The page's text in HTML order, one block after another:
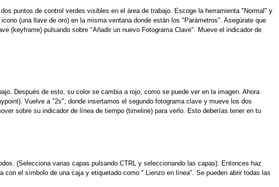
puntos de control verdes visibles en el área de trabajo. Escoge la herramienta "Normal" y
(una llave de oro) en la misma ventana donde están los "Parámetros". Asegúrate que
(keyframe) pulsando sobre "Añadir un nuevo Fotograma Clave". Mueve el indicador de
Después de esto, su color se cambia a rojo, como se puede ver en la imagen. Ahora
Vuelve a "2s", donde insertamos el segundo fotograma clave y mueve los dos
sobre su indicador de línea de tiempo (timeline) para verlo. Esto deberías tener en tu
(Selecciona varias capas pulsando CTRL y seleccionando las capas). Entonces haz
el símbolo de una caja y etiquetado como " Lienzo en línea". Se pueden abrir todas las